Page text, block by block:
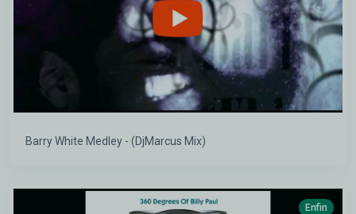
Barry White Medley - (DjMarcus Mix)
Enfin